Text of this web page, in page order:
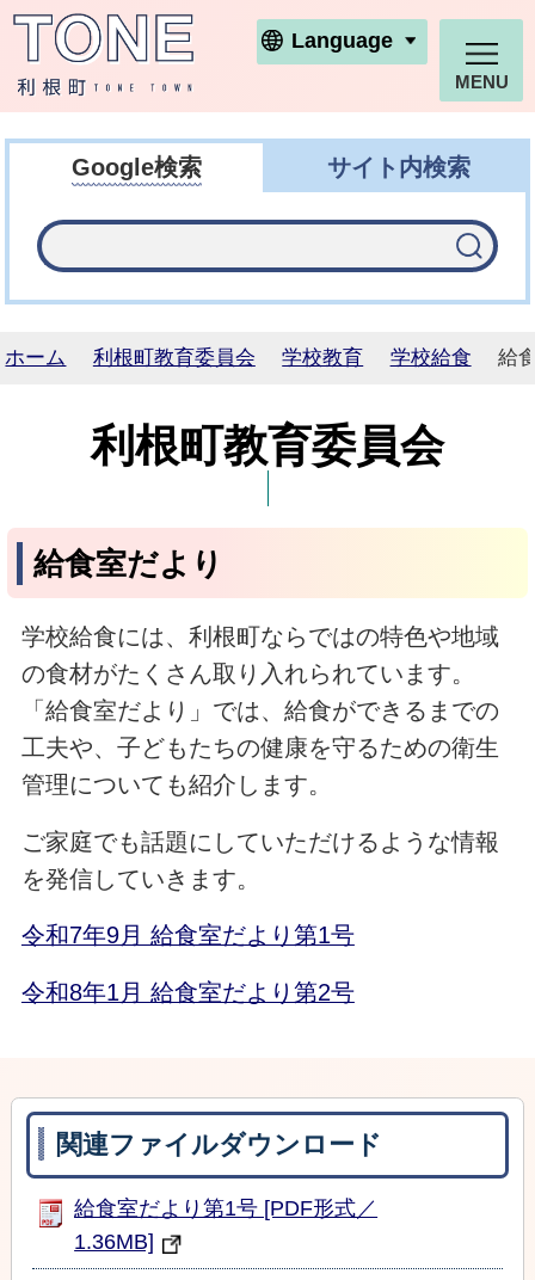
利根町ホームページ
Language
MENU
Google検索 サイト内検索
ホーム 利根町教育委員会 学校教育 学校給食 給
利根町教育委員会
給食室だより
学校給食には、利根町ならではの特色や地域
の食材がたくさん取り入れられています。
「給食室だより」では、給食ができるまでの
工夫や、子どもたちの健康を守るための衛生
管理についても紹介します。
ご家庭でも話題にしていただけるような情報
を発信していきます。
令和7年9月 給食室だより第1号
令和8年1月 給食室だより第2号
関連ファイルダウンロード
給食室だより第1号 [PDF形式／
1.36MB]